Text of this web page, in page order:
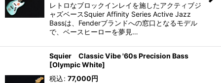
レトロなブロックインレイを施したアクティブジ
ャズベースSquier Affinity Series Active Jazz
Bassは、Fenderブランドへの窓口となるモデル
で、ベースヒーローを夢見…
Squier Classic Vibe '60s Precision Bass
[Olympic White]
税込: 77,000円